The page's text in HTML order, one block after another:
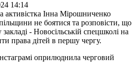
14:14
активістка Інна Мірошниченко
не боятися та розповісти, що
закладі - Новосільській спецшколі на
права дітей в першу чергу.
оприлюднила черговий